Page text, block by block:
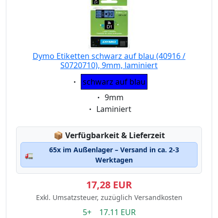
Dymo Etiketten schwarz auf blau (40916 /
S0720710), 9mm, laminiert
Eigenschaft:
schwarz auf blau
Eigenschaft:
9mm
Eigenschaft:
Laminiert
📦 Lagerstatus:
Verfügbarkeit & Lieferzeit
🚛
65x im Außenlager – Versand in ca. 2-3
Werktagen
17,28 EUR
Exkl. Umsatzsteuer, zuzüglich Versandkosten
5+ 17.11 EUR